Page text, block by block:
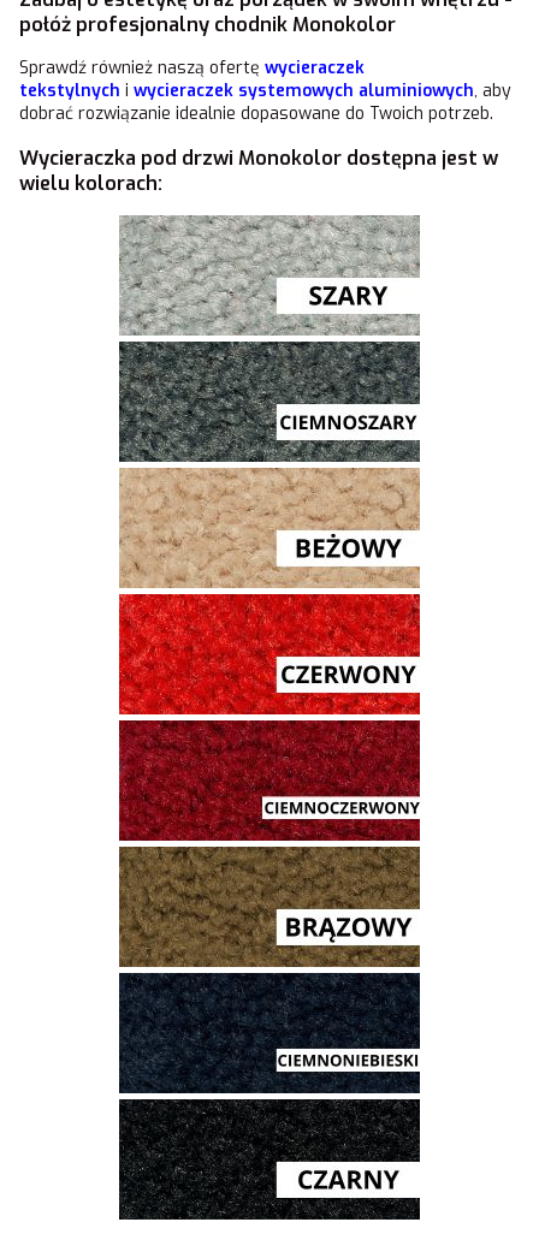
połóż profesjonalny chodnik Monokolor
Sprawdź również naszą ofertę wycieraczek
tekstylnych i wycieraczek systemowych aluminiowych, aby
dobrać rozwiązanie idealnie dopasowane do Twoich potrzeb.
Wycieraczka pod drzwi Monokolor dostępna jest w
wielu kolorach: